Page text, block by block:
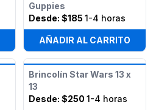
Guppies
Desde: $185 1-4 horas
AÑADIR AL CARRITO
Brincolín Star Wars 13 x
13
Desde: $250 1-4 horas